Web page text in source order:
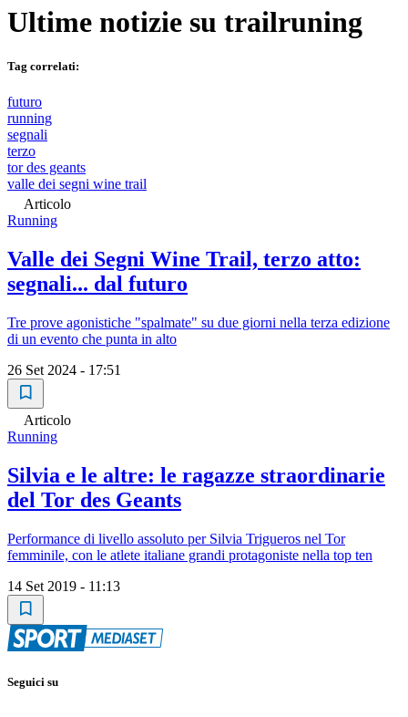
Ultime notizie su trailruning
Tag correlati:
futuro
running
segnali
terzo
tor des geants
valle dei segni wine trail
Articolo
Running
Valle dei Segni Wine Trail, terzo atto:
segnali... dal futuro
Tre prove agonistiche "spalmate" su due giorni nella terza edizione
di un evento che punta in alto
26 Set 2024 - 17:51
Articolo
Running
Silvia e le altre: le ragazze straordinarie
del Tor des Geants
Performance di livello assoluto per Silvia Trigueros nel Tor
femminile, con le atlete italiane grandi protagoniste nella top ten
14 Set 2019 - 11:13
Seguici su